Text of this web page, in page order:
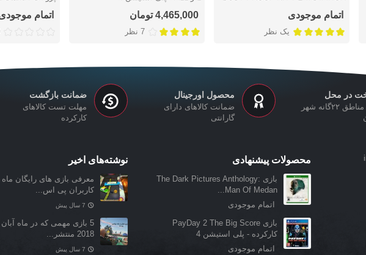
4
اتمام موجودی
یک نظر
4,465,000 تومان
7 نظر
Slim/Pro
اتمام
در محل
برای مناطق ۲۲گانه شهر
محصول اورجینال
ضمانت کالاهای دارای
گارانتی
ضمانت بازگشت
مهلت تست کالاهای
کارکرده
محصولات پیشنهادی
بازی The Dark Pictures Anthology:
Man Of Medan...
اتمام موجودی
بازی PayDay 2 The Big Score
کارکرده - پلی استیشن 4
اتمام موجودی
نوشته‌های اخیر
معرفی بازی‌ های رایگان ماه
کاربران پی اس...
7 سال پیش
5 بازی مهمی که در ماه آبان
2018 منتشر...
7 سال پیش